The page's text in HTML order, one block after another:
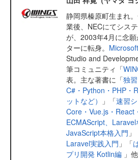
静岡県榛原町生まれ
業後、NECにてシス
が、2003年4月に念
ターに転身。
Studio and
筆コミュニティ「
表。主な著書に「独
C#・Python・PHP・
ットなど）
」「速習
Core・Vue.js・React
ECMAScript、Laravel
JavaScript本格入門
Laravel実践入門 」「
プリ開発 Kotlin編 」他